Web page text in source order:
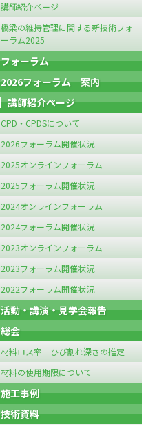
講師紹介ページ
橋梁の維持管理に関する新技術フォ
ーラム2025
フォーラム
2026フォーラム 案内
講師紹介ページ
CPD・CPDSについて
2026フォーラム開催状況
2025オンラインフォーラム
2025フォーラム開催状況
2024オンラインフォーラム
2024フォーラム開催状況
2023オンラインフォーラム
2023フォーラム開催状況
2022フォーラム開催状況
活動・講演・見学会報告
総会
材料ロス率 ひび割れ深さの推定
材料の使用期限について
施工事例
技術資料